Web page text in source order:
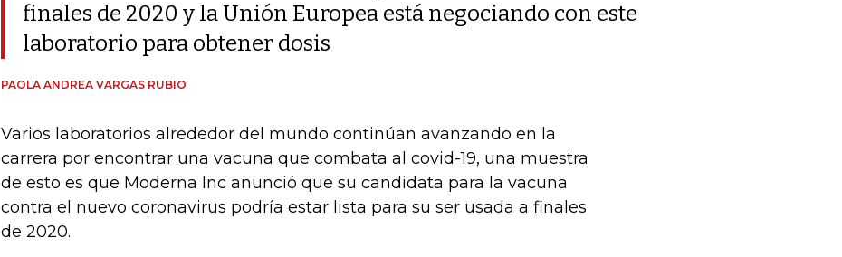
finales de 2020 y la Unión Europea está negociando con este
laboratorio para obtener dosis
PAOLA ANDREA VARGAS RUBIO
Varios laboratorios alrededor del mundo continúan avanzando en la
carrera por encontrar una vacuna que combata al covid-19, una muestra
de esto es que Moderna Inc anunció que su candidata para la vacuna
contra el nuevo coronavirus podría estar lista para su ser usada a finales
de 2020.